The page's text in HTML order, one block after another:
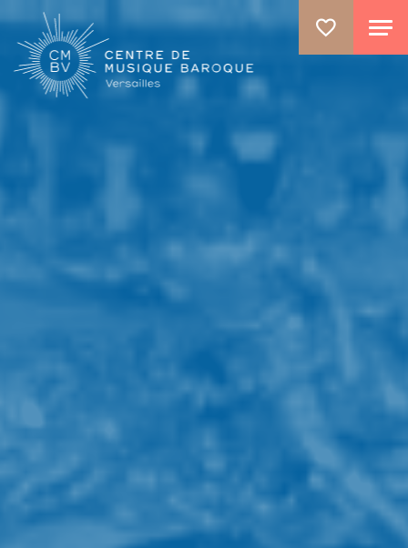
ALLER AU CONTENU PRINCIPAL